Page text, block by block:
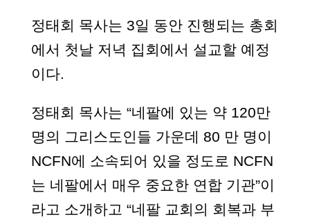
정태회 목사는 3일 동안 진행되는 총회
에서 첫날 저녁 집회에서 설교할 예정
이다.
정태회 목사는 “네팔에 있는 약 120만
명의 그리스도인들 가운데 80 만 명이
NCFN에 소속되어 있을 정도로 NCFN
는 네팔에서 매우 중요한 연합 기관”이
라고 소개하고 “네팔 교회의 회복과 부